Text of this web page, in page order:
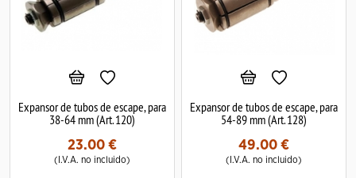
Expansor de tubos de escape, para
38-64 mm (Art. 120)
23.00€
(I.V.A. no incluido)
Expansor de tubos de escape, para
54-89 mm (Art. 128)
49.00 €
(I.V.A. no incluido)